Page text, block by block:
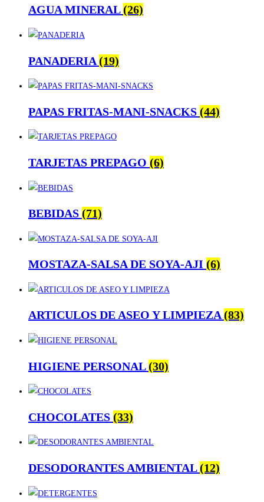
AGUA MINERAL(26)
PANADERIA(19)
PAPAS FRITAS-MANI-SNACKS (44)
TARJETAS PREPAGO (6)
BEBIDAS (71)
MOSTAZA-SALSA DE SOYA-AJI (6)
ARTICULOS DE ASEO Y LIMPIEZA(83)
HIGIENE PERSONAL(30)
CHOCOLATES (33)
DESODORANTES AMBIENTAL(12)